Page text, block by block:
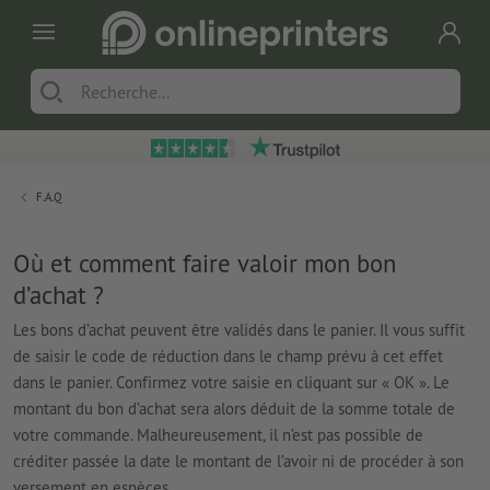
F.A.Q
Où et comment faire valoir mon bon
d’achat ?
Les bons d’achat peuvent être validés dans le panier. Il vous suffit
de saisir le code de réduction dans le champ prévu à cet effet
dans le panier. Confirmez votre saisie en cliquant sur « OK ». Le
montant du bon d’achat sera alors déduit de la somme totale de
votre commande. Malheureusement, il n’est pas possible de
créditer passée la date le montant de l’avoir ni de procéder à son